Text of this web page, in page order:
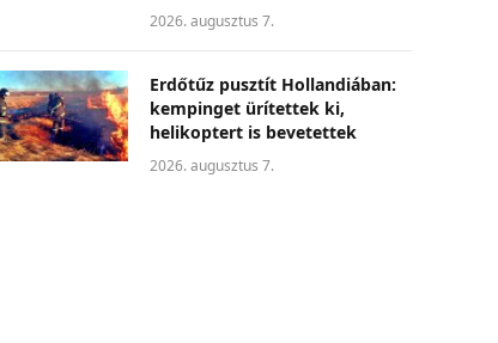
2026. augusztus 7.
Erdőtűz pusztít Hollandiában:
kempinget ürítettek ki,
helikoptert is bevetettek
2026. augusztus 7.